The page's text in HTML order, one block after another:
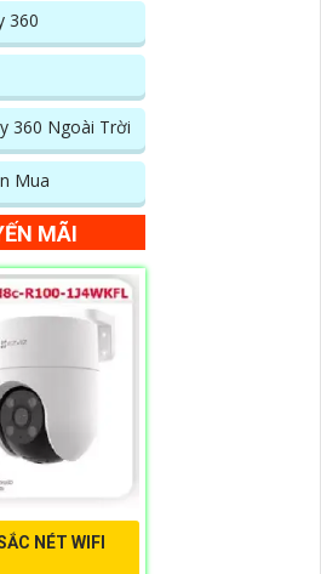
360
360 Ngoài Trời
Mua
MÃI
NÉT WIFI